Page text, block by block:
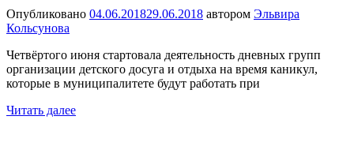
Опубликовано 04.06.201829.06.2018 автором Эльвира
Кольсунова
Четвёртого июня стартовала деятельность дневных групп
организации детского досуга и отдыха на время каникул,
которые в муниципалитете будут работать при
Читать далее